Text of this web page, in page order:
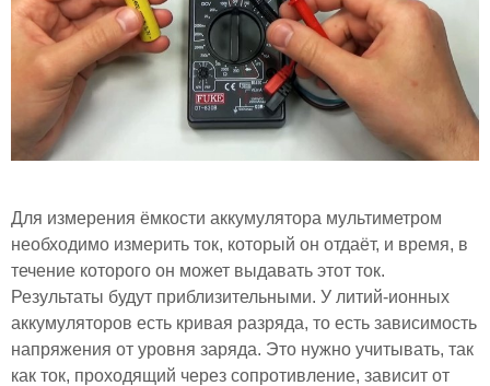
Для измерения ёмкости аккумулятора мультиметром
необходимо измерить ток, который он отдаёт, и время, в
течение которого он может выдавать этот ток.
Результаты будут приблизительными. У литий-ионных
аккумуляторов есть кривая разряда, то есть зависимость
напряжения от уровня заряда. Это нужно учитывать, так
как ток, проходящий через сопротивление, зависит от